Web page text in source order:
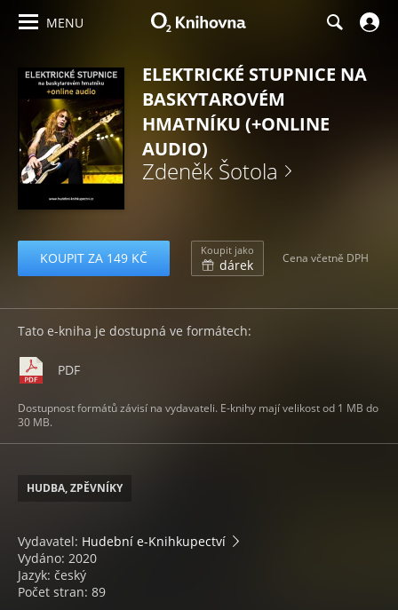
MENU
ELEKTRICKÉ STUPNICE NA
BASKYTAROVÉM
HMATNÍKU (+ONLINE
AUDIO)
Zdeněk Šotola
KOUPIT ZA 149 KČ Koupit jako
dárek Cena včetně DPH
Tato e-kniha je dostupná ve formátech:
PDF
Dostupnost formátů závisí na vydavateli. E-knihy mají velikost od 1 MB do
30 MB.
HUDBA, ZPĚVNÍKY
Vydavatel: Hudební e-Knihkupectví
Vydáno: 2020
Jazyk: český
Počet stran: 89